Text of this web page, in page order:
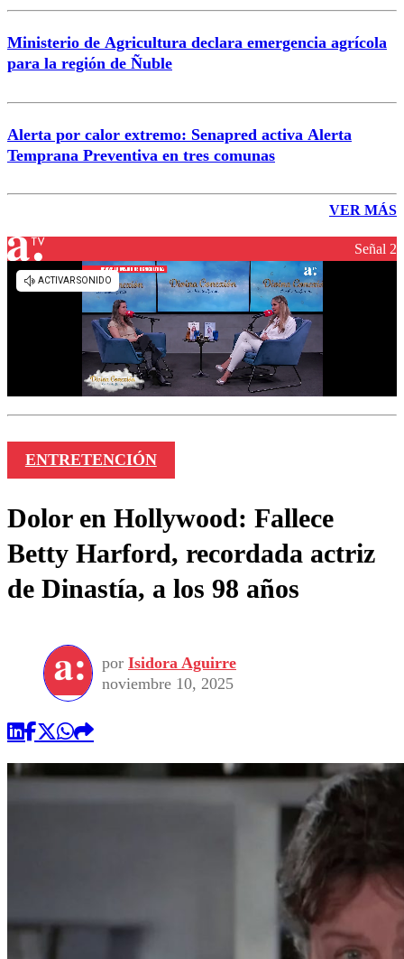
Ministerio de Agricultura declara emergencia agrícola
para la región de Ñuble
Alerta por calor extremo: Senapred activa Alerta
Temprana Preventiva en tres comunas
VER MÁS
Señal 2
ENTRETENCIÓN
Dolor en Hollywood: Fallece
Betty Harford, recordada actriz
de Dinastía, a los 98 años
por Isidora Aguirre
noviembre 10, 2025